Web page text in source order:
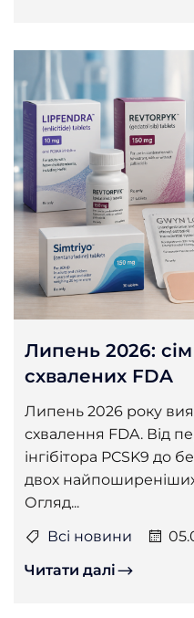
Липень 2026:
схвалених FDA
Липень 2026 року
схвалення FDA. Від
інгібітора PCSK9 до
двох
Огляд...
Всі новини
Читати далі